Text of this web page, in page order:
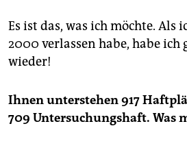
Es ist das, was ich möchte. Als
2000 verlassen habe, habe ich
wieder!
Ihnen unterstehen 917
709 Untersuchungshaft. Was